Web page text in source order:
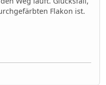
Flakon ist.